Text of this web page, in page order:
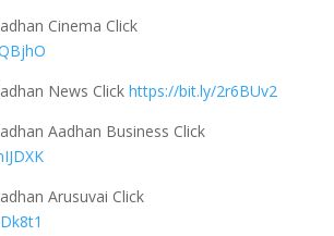
Cinema Click
News Click https://bit.ly/2r6BUv2
Aadhan Business Click
Arusuvai Click